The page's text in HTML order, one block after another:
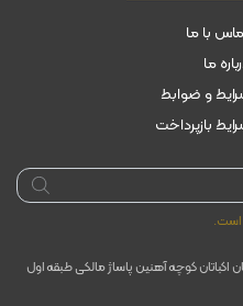
با ما
ما
و ضوابط
بازپرداخت
است.
اکباتان کوچه آهنین پاساژ مالکی طبقه اول